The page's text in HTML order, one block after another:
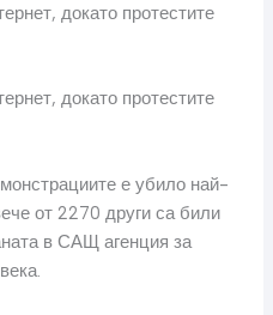
докато протестите
докато протестите
е убило най-
от 2270 други са били
в САЩ агенция за